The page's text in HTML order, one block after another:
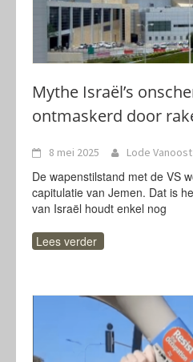
Mythe Israël’s
ontmaskerd door
8 mei 2025 Lode Vanoost
De wapenstilstand met de VS
capitulatie van Jemen. Dat is
van Israël houdt enkel nog
Lees verder